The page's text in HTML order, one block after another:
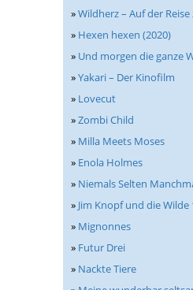
»Wildherz – Auf der
» Hexen hexen (2020)
» Und morgen die ganze
»Yakari – Der Kinofilm
» Lovecut
»Zombi Child
» Milla Meets Moses
» Enola Holmes
» Niemals Selten
» Jim Knopf und die Wilde
» Mignonnes
» Futur Drei
» Nackte Tiere